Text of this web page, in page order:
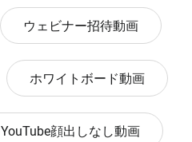
ウェビナー招待動画
ホワイトボード動画
YouTube顔出しなし動画